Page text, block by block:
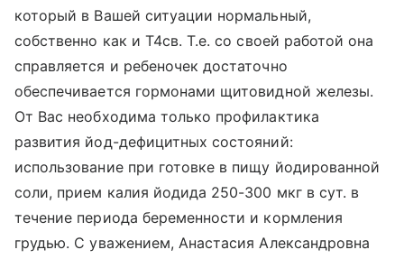
который в Вашей ситуации нормальный,
собственно как и Т4св. Т.е. со своей работой она
справляется и ребеночек достаточно
обеспечивается гормонами щитовидной железы.
От Вас необходима только профилактика
развития йод-дефицитных состояний:
использование при готовке в пищу йодированной
соли, прием калия йодида 250-300 мкг в сут. в
течение периода беременности и кормления
грудью. С уважением, Анастасия Александровна